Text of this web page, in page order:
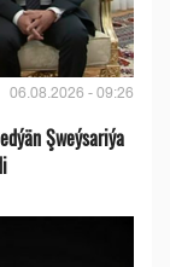
06.08.2026 - 09:26
Şweýsariýa